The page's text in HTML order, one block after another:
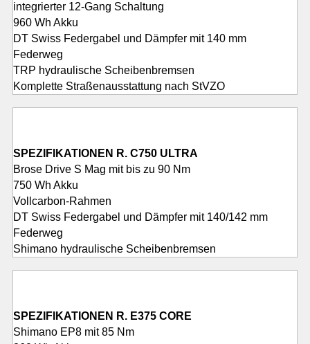
integrierter 12-Gang Schaltung
960 Wh Akku
DT Swiss Federgabel und Dämpfer mit 140 mm
Federweg
TRP hydraulische Scheibenbremsen
Komplette Straßenausstattung nach StVZO
SPEZIFIKATIONEN R. C750 ULTRA
Brose Drive S Mag mit bis zu 90 Nm
750 Wh Akku
Vollcarbon-Rahmen
DT Swiss Federgabel und Dämpfer mit 140/142 mm
Federweg
Shimano hydraulische Scheibenbremsen
SPEZIFIKATIONEN R. E375 CORE
Shimano EP8 mit 85 Nm